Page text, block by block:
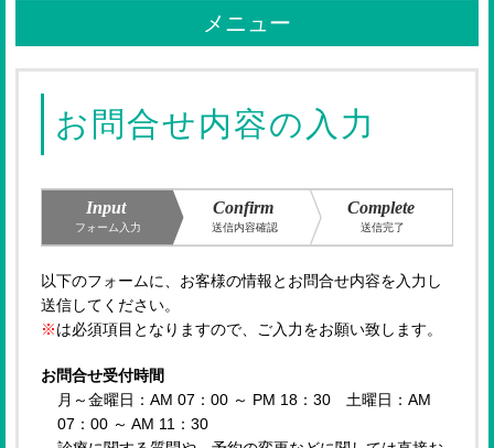
メニュー
お問合せ内容の入力
Input
フォーム入力
Confirm
送信内容確認
Complete
送信完了
以下のフォームに、お客様の情報とお問合せ内容を入力し
送信してください。
※は必須項目となりますので、ご入力をお願い致します。
お問合せ受付時間
月～金曜日：AM 07：00 ～ PM 18：30 土曜日：AM
07：00 ～ AM 11：30